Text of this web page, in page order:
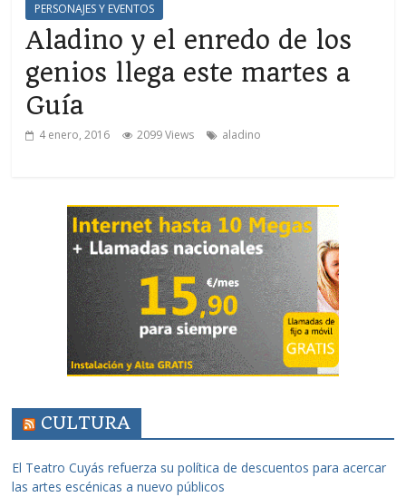
PERSONAJES Y EVENTOS
Aladino y el enredo de los
genios llega este martes a
Guía
4 enero, 2016 2099 Views aladino
CULTURA
El Teatro Cuyás refuerza su política de descuentos para acercar
las artes escénicas a nuevo públicos